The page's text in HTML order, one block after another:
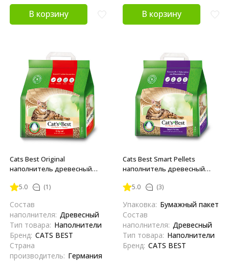
В корзину В корзину
Cats Best Original
наполнитель древесный
туалетов - 5 л (2,1 кг)
5.0 (1)
Состав
наполнителя: Древесный
Тип товара: Наполнители
Бренд: CATS BEST
Страна
производитель: Германия
Cats Best Smart Pellets
наполнитель древесный
туалетов - 10 л (5 кг)
5.0 (3)
Упаковка: Бумажный пакет
Состав
наполнителя: Древесный
Тип товара: Наполнители
Бренд: CATS BEST